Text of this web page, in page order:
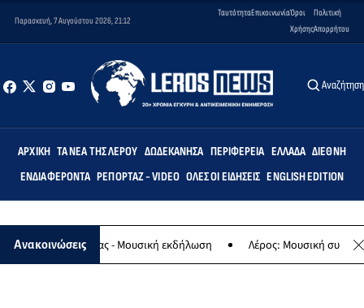
Παρασκευή, 7 Αυγούστου 2026, 21:12
ΤαυτότηταΕπικοινωνίαΌροι
Χρήσης
Πολιτική
Απορρήτου
Αναζήτηση
ΑΡΧΙΚΉ ΤΑ ΝΈΑ ΤΗΣ ΛΈΡΟΥ ΔΩΔΕΚΆΝΗΣΑ ΠΕΡΙΦΈΡΕΙΑ ΕΛΛΆΔΑ ΔΙΕΘΝΉ
ΕΝΔΙΑΦΈΡΟΝΤΑ ΡΕΠΟΡΤΆΖ - VIDEO ΌΛΕΣ ΟΙ ΕΙΔΉΣΕΙΣ ENGLISH EDITION
Ανακοινώσεις
της Παναγίας - Μουσική εκδήλωση Λέρος: Μουσική συναυλία